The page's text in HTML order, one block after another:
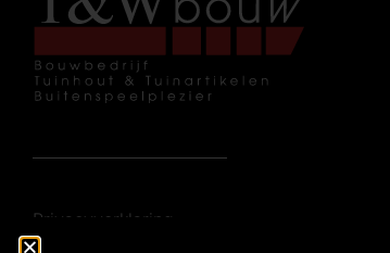
Privacyverklaring